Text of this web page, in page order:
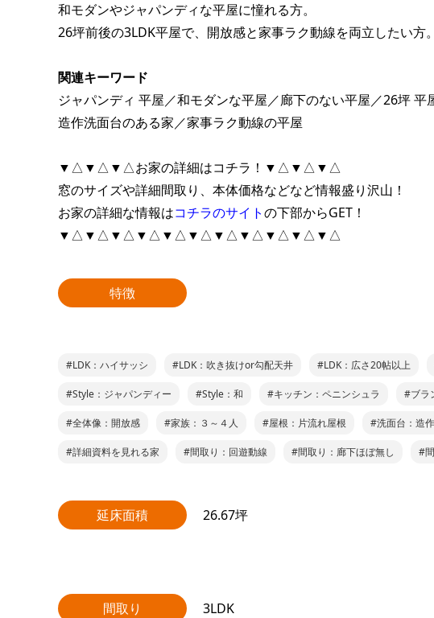
和モダンやジャパンディな平屋に憧れる方。
26坪前後の3LDK平屋で、開放感と家事ラク動線を両立したい方。
関連キーワード
ジャパンディ 平屋／和モダンな平屋／廊下のない平屋／26坪
造作洗面台のある家／家事ラク動線の平屋
▼△▼△▼△お家の詳細はコチラ！▼△▼△▼△
窓のサイズや詳細間取り、本体価格などなど情報盛り沢山！
お家の詳細な情報はコチラのサイトの下部からGET！
▼△▼△▼△▼△▼△▼△▼△▼△▼△▼△▼△
特徴
#LDK：ハイサッシ #LDK：吹き抜けor勾配天井 #LDK：広さ20帖以上
#Style：ジャパンディー #Style：和 #キッチン：ペニンシュラ #ブラ
#全体像：開放感 #家族：３～４人 #屋根：片流れ屋根 #洗面台：造
#詳細資料を見れる家 #間取り：回遊動線 #間取り：廊下ほぼ無し #
延床面積 26.67坪
間取り 3LDK